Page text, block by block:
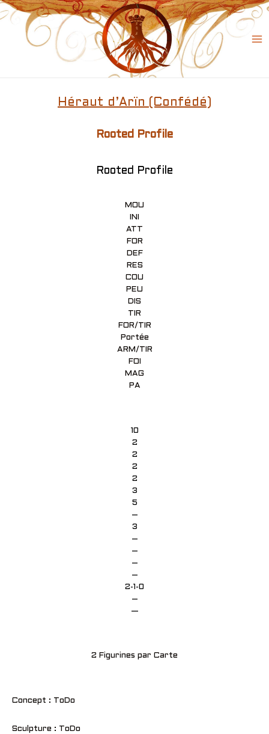
Skip
to
content
Héraut d’Arïn (Confédé)
Rooted Profile
Rooted Profile
MOU
INI
ATT
FOR
DEF
RES
COU
PEU
DIS
TIR
FOR/TIR
Portée
ARM/TIR
FOI
MAG
PA
10
2
2
2
2
3
5
–
3
–
–
–
–
2-1-0
–
—
2 Figurines par Carte
Concept : ToDo
Sculpture : ToDo